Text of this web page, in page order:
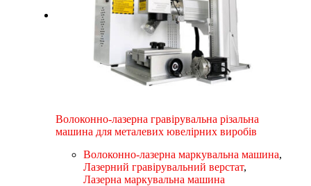
Волоконно-лазерна гравірувальна різальна
машина для металевих ювелірних виробів
Волоконно-лазерна маркувальна машина,
Лазерний гравірувальний верстат,
Лазерна маркувальна машина